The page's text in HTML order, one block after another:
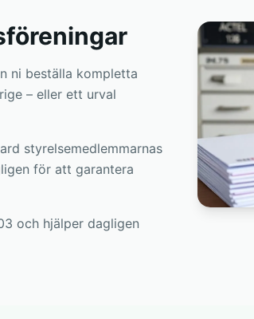
ni beställa kompletta
– eller ett urval
styrelsemedlemmarnas
för att garantera
och hjälper dagligen